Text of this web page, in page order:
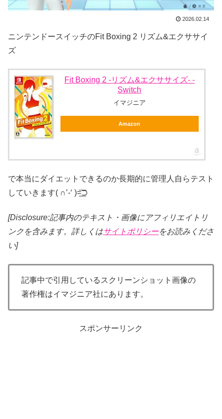
2026.02.14
ニンテンドースイッチのFit Boxing 2 リズム&エクササイ
ズ
Fit Boxing 2 -リズム&エクササイズ- -
Switch
イマジニア
Amazon
で本当にダイエットできるのか長期的に管理人自らテスト
していきます( ∩’-‘ )=͟͟͞͞⊃
[Disclosure:記事内のテキスト・画像にアフィリエイトリ
ンクを含みます。詳しくはサイトポリシーをお読みくださ
い]
記事中で引用しているスクリーンショット画像の
著作権はイマジニア社にあります。
スポンサーリンク